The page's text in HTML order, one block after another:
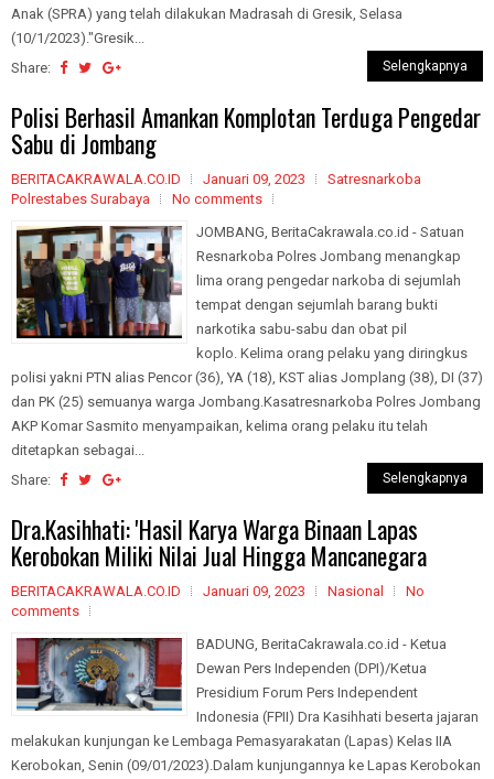
Anak (SPRA) yang telah dilakukan Madrasah di Gresik, Selasa
(10/1/2023)."Gresik...
Share:
Selengkapnya
Polisi Berhasil Amankan Komplotan Terduga Pengedar
Sabu di Jombang
BERITACAKRAWALA.CO.ID Januari 09, 2023
Satresnarkoba
Polrestabes Surabaya
No comments
JOMBANG, BeritaCakrawala.co.id - Satuan
Resnarkoba Polres Jombang menangkap
lima orang pengedar narkoba di sejumlah
tempat dengan sejumlah barang bukti
narkotika sabu-sabu dan obat pil
koplo. Kelima orang pelaku yang diringkus
polisi yakni PTN alias Pencor (36), YA (18), KST alias Jomplang (38), DI (37)
dan PK (25) semuanya warga Jombang.Kasatresnarkoba Polres Jombang
AKP Komar Sasmito menyampaikan, kelima orang pelaku itu telah
ditetapkan sebagai...
Share:
Selengkapnya
Dra.Kasihhati: 'Hasil Karya Warga Binaan Lapas
Kerobokan Miliki Nilai Jual Hingga Mancanegara
BERITACAKRAWALA.CO.ID Januari 09, 2023 Nasional
No
comments
BADUNG, BeritaCakrawala.co.id - Ketua
Dewan Pers Independen (DPI)/Ketua
Presidium Forum Pers Independent
Indonesia (FPII) Dra Kasihhati beserta jajaran
melakukan kunjungan ke Lembaga Pemasyarakatan (Lapas) Kelas IIA
Kerobokan, Senin (09/01/2023).Dalam kunjungannya ke Lapas Kerobokan